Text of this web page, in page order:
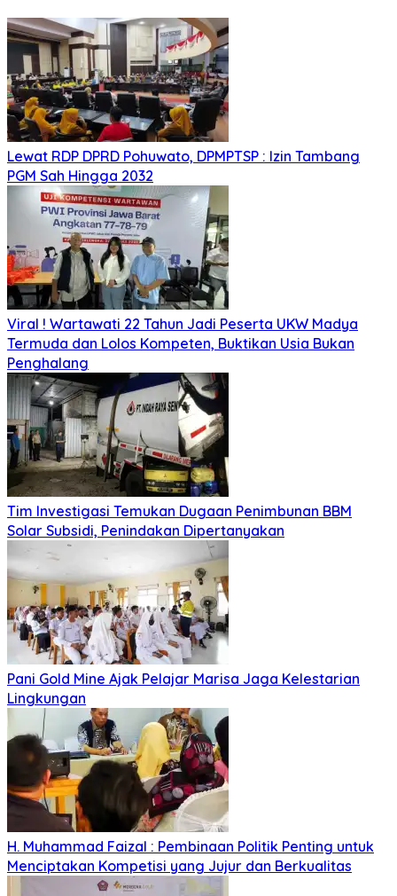
Lewat RDP DPRD Pohuwato, DPMPTSP : Izin Tambang
PGM Sah Hingga 2032
Viral ! Wartawati 22 Tahun Jadi Peserta UKW Madya
Termuda dan Lolos Kompeten, Buktikan Usia Bukan
Penghalang
Tim Investigasi Temukan Dugaan Penimbunan BBM
Solar Subsidi, Penindakan Dipertanyakan
Pani Gold Mine Ajak Pelajar Marisa Jaga Kelestarian
Lingkungan
H. Muhammad Faizal : Pembinaan Politik Penting untuk
Menciptakan Kompetisi yang Jujur dan Berkualitas